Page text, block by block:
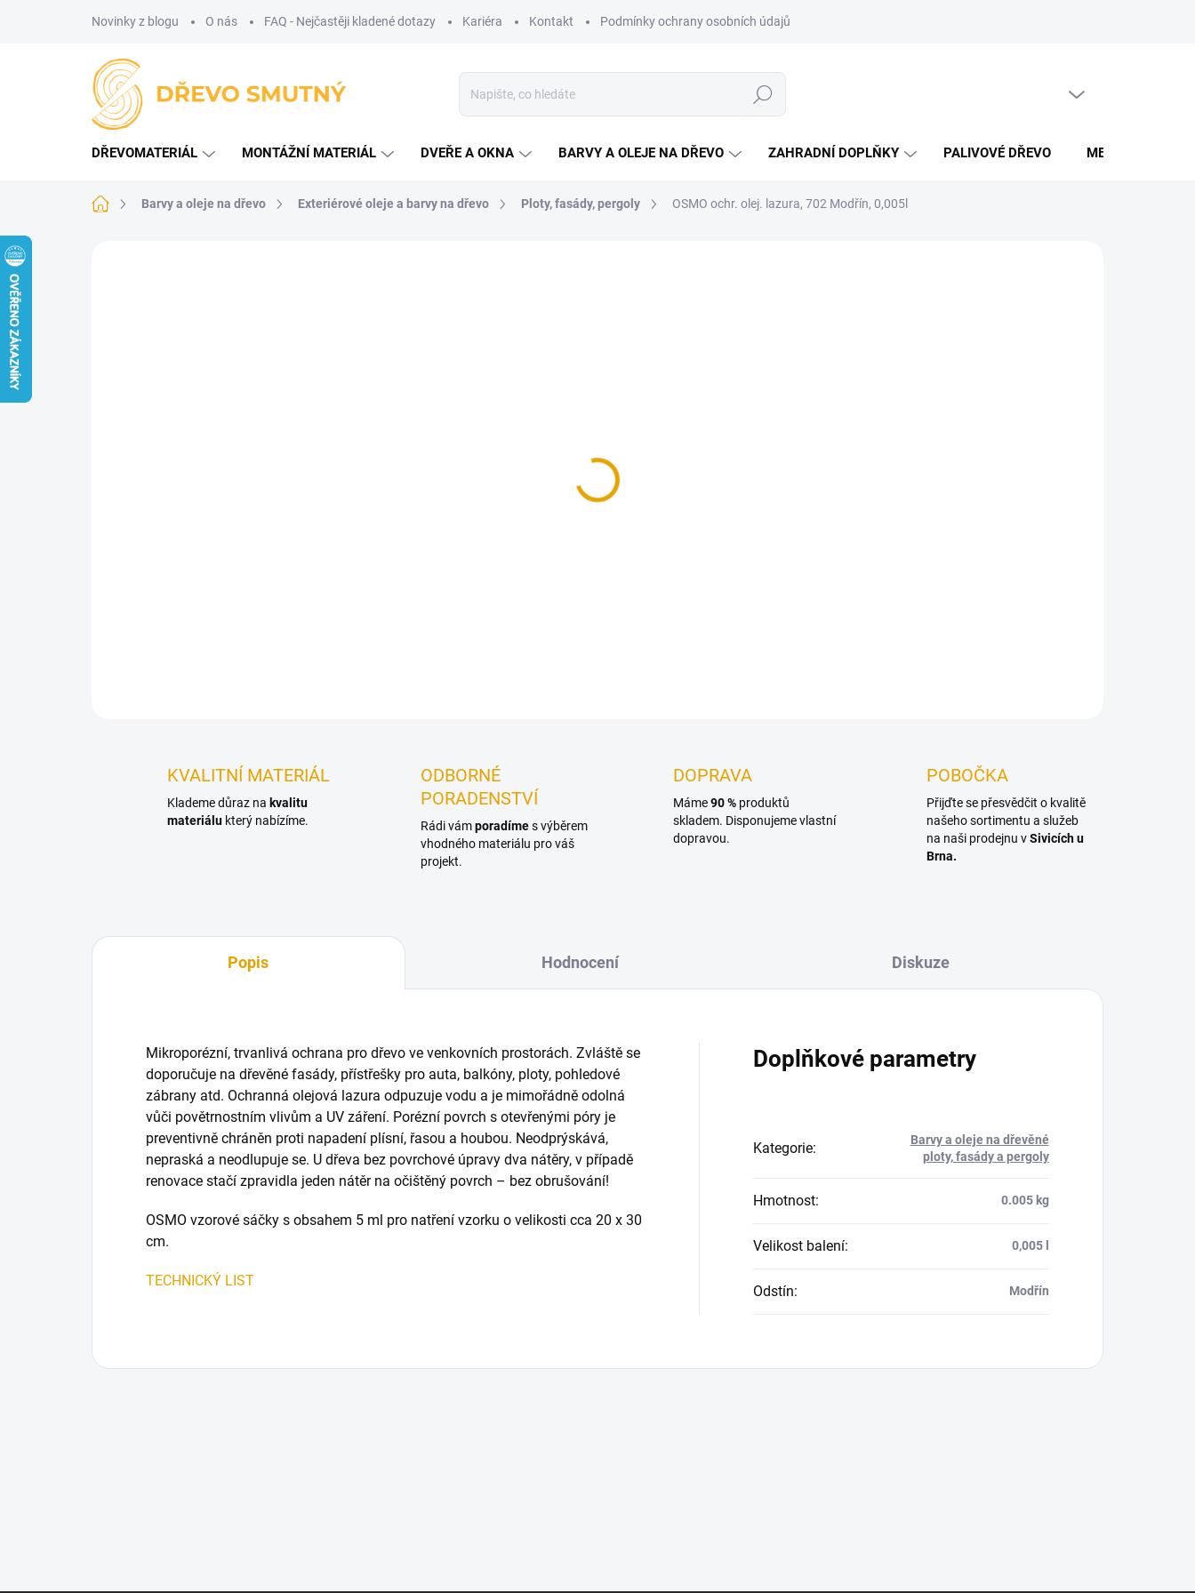
Novinky z blogu O nás FAQ - Nejčastěji kladené dotazy Kariéra Kontakt Podmínky ochrany osobních údajů
Hledat
DŘEVOMATERIÁL MONTÁŽNÍ MATERIÁL DVEŘE A OKNA BARVY A OLEJE NA DŘEVO ZAHRADNÍ DOPLŇKY PALIVOVÉ DŘEVO MERCH DŘEVO
Domů Barvy a oleje na dřevo Exteriérové oleje a barvy na dřevo Ploty, fasády, pergoly OSMO ochr. olej. lazura, 702 Modřín, 0,005l
DETAILNÍ INFORMACE
KVALITNÍ MATERIÁL
Klademe důraz na kvalitu
materiálu který nabízíme.
ODBORNÉ
PORADENSTVÍ
Rádi vámporadímes výběrem
vhodného materiálu pro váš
projekt.
DOPRAVA
Máme90 % produktů
skladem. Disponujeme vlastní
dopravou.
POBOČKA
Přijďte se přesvědčit o kvalitě
našeho sortimentu a služeb
na naši prodejnu vSivicích u
Brna.
Popis Hodnocení Diskuze
Mikroporézní, trvanlivá ochrana pro dřevo ve venkovních prostorách. Zvláště se
doporučuje na dřevěné fasády, přístřešky pro auta, balkóny, ploty, pohledové
zábrany atd. Ochranná olejová lazura odpuzuje vodu a je mimořádně odolná
vůči povětrnostním vlivům a UV záření. Porézní povrch s otevřenými póry je
preventivně chráněn proti napadení plísní, řasou a houbou. Neodprýskává,
nepraská a neodlupuje se. U dřeva bez povrchové úpravy dva nátěry, v případě
renovace stačí zpravidla jeden nátěr na očištěný povrch – bez obrušování!
OSMO vzorové sáčky s obsahem 5 ml pro natření vzorku o velikosti cca 20 x 30
cm.
TECHNICKÝ LIST
Doplňkové parametry
Kategorie:
Barvy a oleje na dřevěné
ploty, fasády a pergoly
Hmotnost: 0.005 kg
Velikost balení: 0,005 l
Odstín: Modřín